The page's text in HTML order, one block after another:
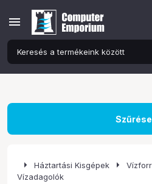
menu
arrow_right Háztartási Kisgépek arrow_right
Vízadagolók